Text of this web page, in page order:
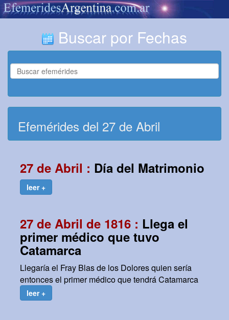
Buscar por Fechas
Efemérides del 27 de Abril
27 de Abril : Día del Matrimonio
leer +
27 de Abril de 1816 : Llega el
primer médico que tuvo
Catamarca
Llegaría el Fray Blas de los Dolores quien sería
entonces el primer médico que tendrá Catamarca
leer +